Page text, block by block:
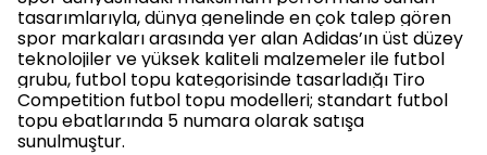
tasarımlarıyla, dünya genelinde en çok talep gören
spor markaları arasında yer alan Adidas’ın üst düzey
teknolojiler ve yüksek kaliteli malzemeler ile futbol
grubu, futbol topu kategorisinde tasarladığı Tiro
Competition futbol topu modelleri; standart futbol
topu ebatlarında 5 numara olarak satışa
sunulmuştur.